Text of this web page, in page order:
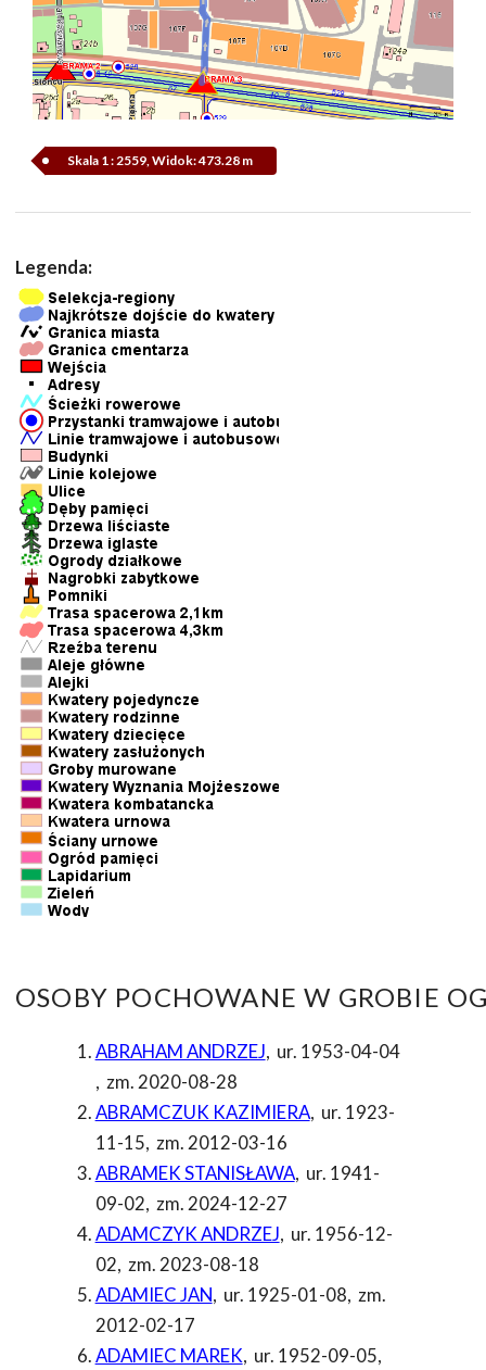
Skala 1 : 2559, Widok: 473.28 m
Legenda:
OSOBY POCHOWANE W GROBIE
ABRAHAM ANDRZEJ, ur. 1953-04-04
, zm. 2020-08-28
ABRAMCZUK KAZIMIERA, ur. 1923-
11-15, zm. 2012-03-16
ABRAMEK STANISŁAWA, ur. 1941-
09-02, zm. 2024-12-27
ADAMCZYK ANDRZEJ, ur. 1956-12-
02, zm. 2023-08-18
ADAMIEC JAN, ur. 1925-01-08, zm.
2012-02-17
ADAMIEC MAREK, ur. 1952-09-05,